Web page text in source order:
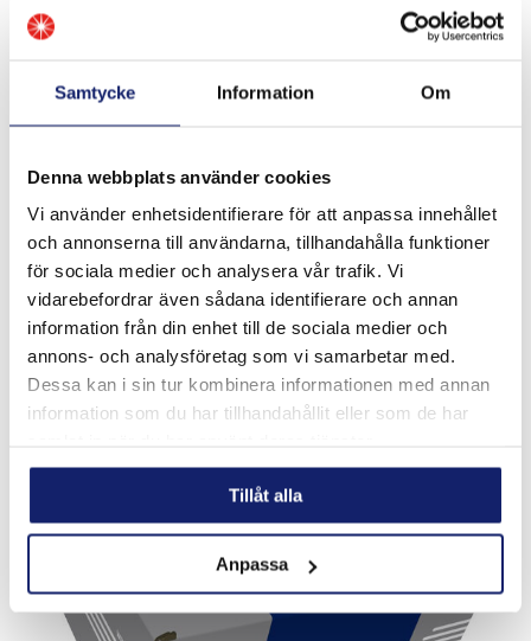
Samtycke Information Om
Denna webbplats använder cookies
Vi använder enhetsidentifierare för att anpassa innehållet
och annonserna till användarna, tillhandahålla funktioner
för sociala medier och analysera vår trafik. Vi
vidarebefordrar även sådana identifierare och annan
information från din enhet till de sociala medier och
annons- och analysföretag som vi samarbetar med.
Dessa kan i sin tur kombinera informationen med annan
information som du har tillhandahållit eller som de har
Tillåt alla
Anpassa
Meltolit 755 ECO
Meltolit 755 ECO är en metallpulverfylld sömlös
förkopprad rörtråd för semi-automatisk och automatisk
svetsning där applikationen kräver skydd mot slag, abrasion
och metall-metall slitage. Tråden ...
LÄS MER